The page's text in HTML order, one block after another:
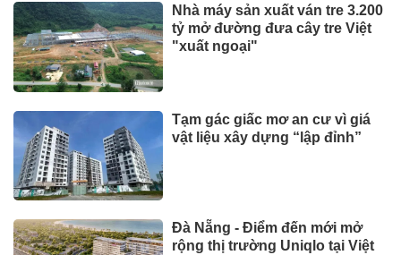
Nhà máy sản xuất ván tre 3.200
tỷ mở đường đưa cây tre Việt
"xuất ngoại"
Tạm gác giấc mơ an cư vì giá
vật liệu xây dựng “lập đỉnh”
Đà Nẵng - Điểm đến mới mở
rộng thị trường Uniqlo tại Việt